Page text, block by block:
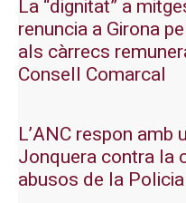
La “dignitat” a
renuncia a Girona
als càrrecs
Consell Comarcal
L’ANC respon
Jonquera contra la
abusos de la